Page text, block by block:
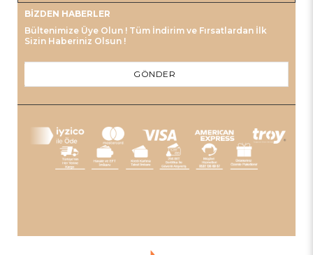
BIZDEN HABERLER
Bültenimize Üye Olun ! Tüm İndirim ve Fırsatlardan İlk
Sizin Haberiniz Olsun !
GÖNDER